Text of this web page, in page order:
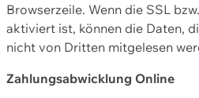
Browserzeile. Wenn die SSL
aktiviert ist, können die Daten,
nicht von Dritten mitgelesen
Zahlungsabwicklung Online